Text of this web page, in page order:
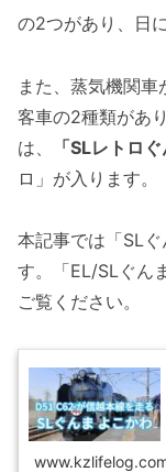
の2つがあり、日
また、蒸気機関
客車の2種類があ
は、
「SLレトロ
ロ」が入ります。
本記事では「SL
す。「EL/SLぐん
ご覧ください。